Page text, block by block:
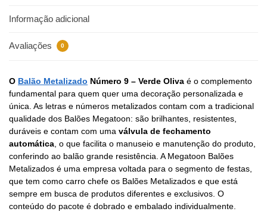
Informação adicional
Avaliações 0
O Balão Metalizado Número 9 – Verde Oliva é o complemento
fundamental para quem quer uma decoração personalizada e
única. As letras e números metalizados contam com a tradicional
qualidade dos Balões Megatoon: são brilhantes, resistentes,
duráveis e contam com uma válvula de fechamento
automática , o que facilita o manuseio e manutenção do produto,
conferindo ao balão grande resistência. A Megatoon Balões
Metalizados é uma empresa voltada para o segmento de festas,
que tem como carro chefe os Balões Metalizados e que está
sempre em busca de produtos diferentes e exclusivos. O
conteúdo do pacote é dobrado e embalado individualmente.